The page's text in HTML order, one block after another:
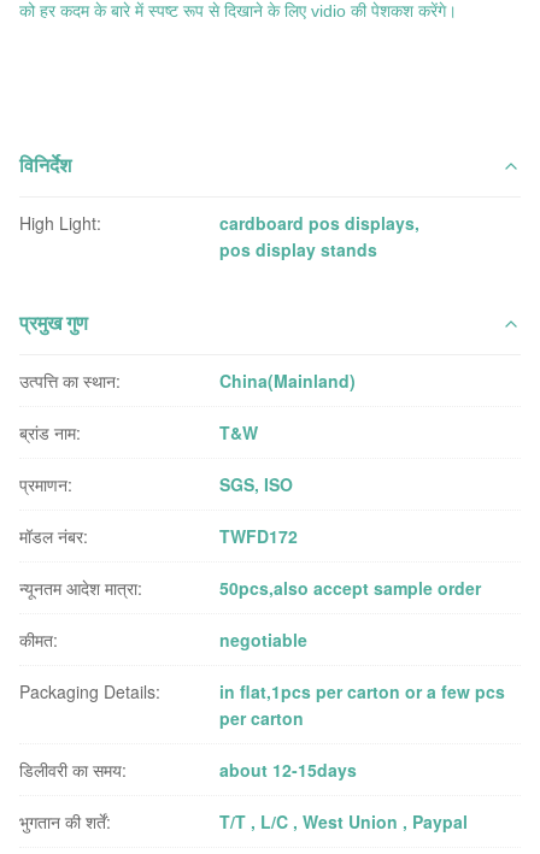
को हर कदम के बारे में स्पष्ट रूप से दिखाने के लिए vidio की पेशकश करेंगे।
विनिर्देश
High Light: cardboard pos displays,
pos display stands
प्रमुख गुण
उत्पत्ति का स्थान: China(Mainland)
ब्रांड नाम: T&W
प्रमाणन: SGS, ISO
मॉडल नंबर: TWFD172
न्यूनतम आदेश मात्रा: 50pcs,also accept sample order
कीमत: negotiable
Packaging Details:
in flat,1pcs per carton or a few pcs
per carton
डिलीवरी का समय: about 12-15days
भुगतान की शर्तें: T/T , L/C , West Union , Paypal